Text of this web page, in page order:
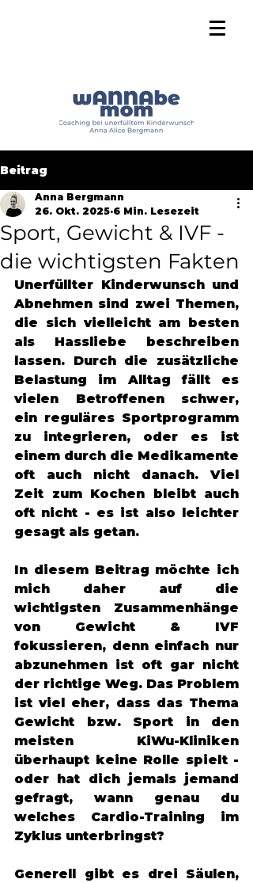
Beitrag
Sport, Gewicht & IVF -
die wichtigsten Fakten
Anna Bergmann
26. Okt. 2025 6 Min. Lesezeit
Unerfüllter Kinderwunsch und
Abnehmen sind zwei Themen,
die sich vielleicht am besten
als Hassliebe beschreiben
lassen. Durch die zusätzliche
Belastung im Alltag fällt es
vielen Betroffenen schwer,
ein reguläres Sportprogramm
zu integrieren, oder es ist
einem durch die Medikamente
oft auch nicht danach. Viel
Zeit zum Kochen bleibt auch
oft nicht - es ist also leichter
gesagt als getan.
In diesem Beitrag möchte ich
mich daher auf die
wichtigsten Zusammenhänge
von Gewicht & IVF
fokussieren, denn einfach nur
abzunehmen ist oft gar nicht
der richtige Weg. Das Problem
ist viel eher, dass das Thema
Gewicht bzw. Sport in den
meisten KiWu-Kliniken
überhaupt keine Rolle spielt -
oder hat dich jemals jemand
gefragt, wann genau du
welches Cardio-Training im
Zyklus unterbringst?
Generell gibt es drei Säulen,